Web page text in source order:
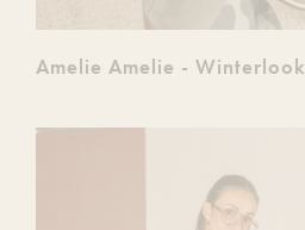
Amelie Amelie - Winterlook